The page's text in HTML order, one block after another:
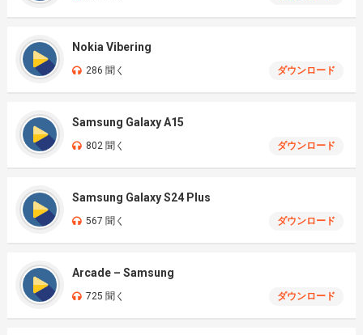
Nokia Vibering
286 聞く ダウンロード
Samsung Galaxy A15
802 聞く ダウンロード
Samsung Galaxy S24 Plus
567 聞く ダウンロード
Arcade – Samsung
725 聞く ダウンロード